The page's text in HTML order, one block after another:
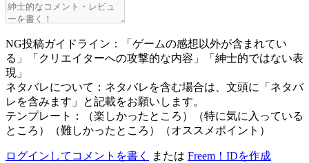
NG投稿ガイドライン：「ゲームの感想以外が含まれてい
る」「クリエイターへの攻撃的な内容」「紳士的ではない表
現」
ネタバレについて：ネタバレを含む場合は、文頭に「ネタバ
レを含みます」と記載をお願いします。
テンプレート：（楽しかったところ）（特に気に入っている
ところ）（難しかったところ）（オススメポイント）
ログインしてコメントを書く または Freem！IDを作成